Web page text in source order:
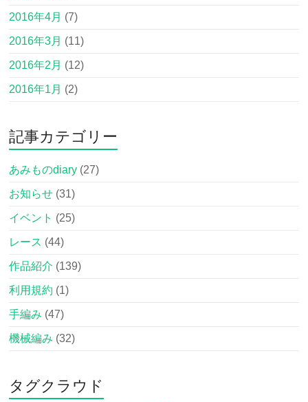
2016年4月 (7)
2016年3月 (11)
2016年2月 (12)
2016年1月 (2)
記事カテゴリー
あみものdiary (27)
お知らせ (31)
イベント (25)
レース (44)
作品紹介 (139)
利用規約 (1)
手編み (47)
機械編み (32)
タグクラウド